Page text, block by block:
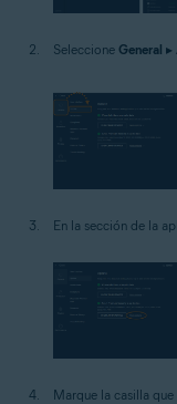
Seleccione General ▸
En la sección de la
Marque la casilla que